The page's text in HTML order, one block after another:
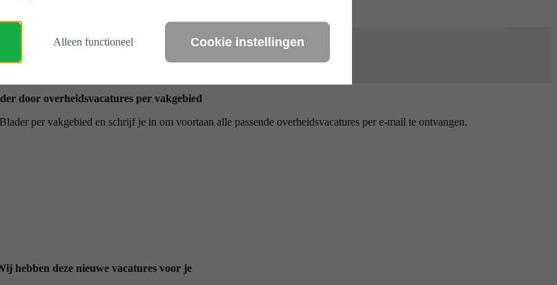
door overheidsvacatures per vakgebied
per vakgebied en schrijf je in om voortaan alle passende overheidsvacatures per e-mail te ontvangen.
hebben deze nieuwe vacatures voor je
Alleen functioneel Cookie instellingen